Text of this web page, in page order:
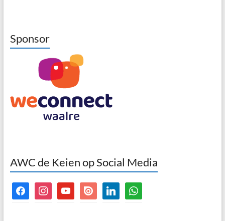
Sponsor
AWC de Keien op Social Media
facebookinstagramyoutubeissuu linkedinwhatsapp